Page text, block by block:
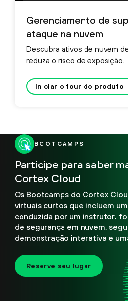
Gerenciamento de
ataque na nuvem
Descubra ativos de nuvem
reduza o risco de exposição.
Iniciar o tour do produto
BOOTCAMPS
Participe para saber
Cortex Cloud
Os Bootcamps do Cortex
virtuais curtos que incluem
conduzida por um instrutor,
de segurança em nuvem,
demonstração interativa e
Reserve seu lugar